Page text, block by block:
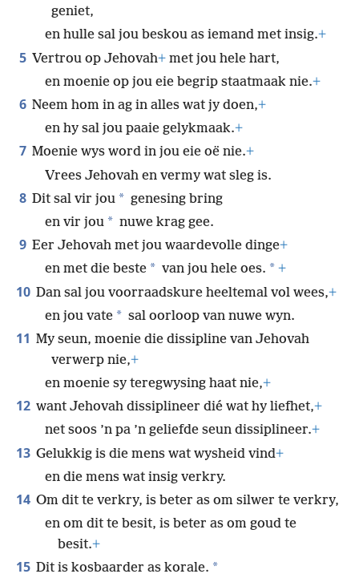
geniet,
en hulle sal jou beskou as iemand met insig.+
5 Vertrou op Jehovah+ met jou hele hart,
en moenie op jou eie begrip staatmaak nie.+
6 Neem hom in ag in alles wat jy doen,+
en hy sal jou paaie gelykmaak.+
7 Moenie wys word in jou eie oë nie.+
Vrees Jehovah en vermy wat sleg is.
8 Dit sal vir jou * genesing bring
en vir jou * nuwe krag gee.
9 Eer Jehovah met jou waardevolle dinge+
en met die beste * van jou hele oes. * +
10 Dan sal jou voorraadskure heeltemal vol wees,+
en jou vate * sal oorloop van nuwe wyn.
11 My seun, moenie die dissipline van Jehovah
verwerp nie,+
en moenie sy teregwysing haat nie,+
12 want Jehovah dissiplineer dié wat hy liefhet,+
net soos ’n pa ’n geliefde seun dissiplineer.+
13 Gelukkig is die mens wat wysheid vind+
en die mens wat insig verkry.
14 Om dit te verkry, is beter as om silwer te verkry,
en om dit te besit, is beter as om goud te
besit.+
15 Dit is kosbaarder as korale. *